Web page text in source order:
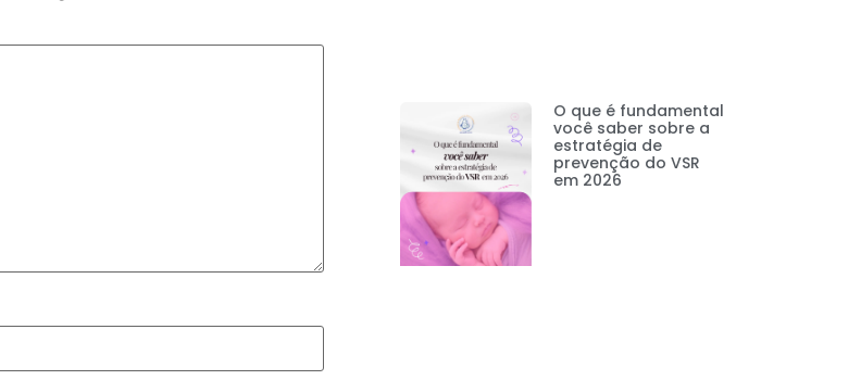
O que é fundamental
você saber sobre a
estratégia de
prevenção do VSR
em 2026